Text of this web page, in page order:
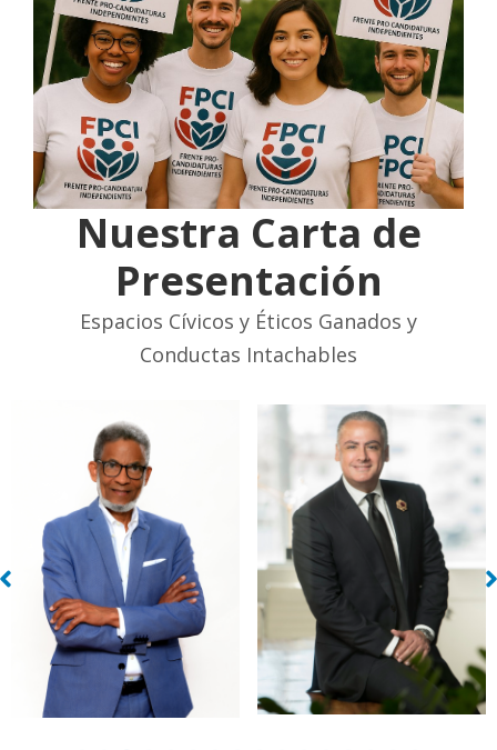
Nuestra Carta de
Presentación
Espacios Cívicos y Éticos Ganados y
Conductas Intachables